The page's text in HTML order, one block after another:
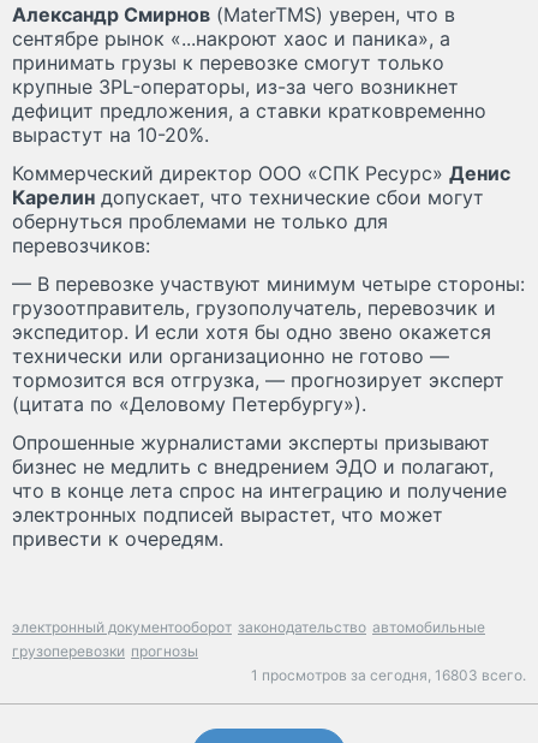
Александр Смирнов (MaterTMS) уверен, что в
сентябре рынок «...накроют хаос и паника», а
принимать грузы к перевозке смогут только
крупные 3PL-операторы, из-за чего возникнет
дефицит предложения, а ставки кратковременно
вырастут на 10-20%.
Коммерческий директор ООО «СПК Ресурс» Денис
Карелин допускает, что технические сбои могут
обернуться проблемами не только для
перевозчиков:
— В перевозке участвуют минимум четыре стороны:
грузоотправитель, грузополучатель, перевозчик и
экспедитор. И если хотя бы одно звено окажется
технически или организационно не готово —
тормозится вся отгрузка, — прогнозирует эксперт
(цитата по «Деловому Петербургу»).
Опрошенные журналистами эксперты призывают
бизнес не медлить с внедрением ЭДО и полагают,
что в конце лета спрос на интеграцию и получение
электронных подписей вырастет, что может
привести к очередям.
электронный документооборот законодательство автомобильные
грузоперевозки прогнозы
1 просмотров за сегодня, 16803 всего.